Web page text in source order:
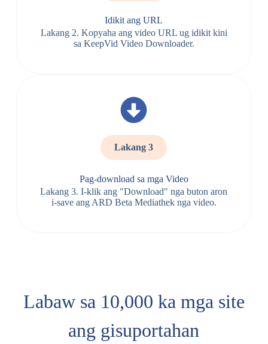
Idikit ang URL
Lakang 2. Kopyaha ang video URL ug idikit kini
sa KeepVid Video Downloader.
Lakang 3
Pag-download sa mga Video
Lakang 3. I-klik ang "Download" nga buton aron
i-save ang ARD Beta Mediathek nga video.
Labaw sa 10,000 ka mga site
ang gisuportahan